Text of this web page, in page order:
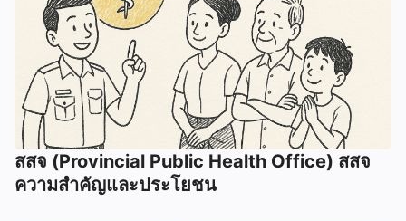
สสจ (Provincial Public Health Office) สสจ
ความสำคัญและประโยชน